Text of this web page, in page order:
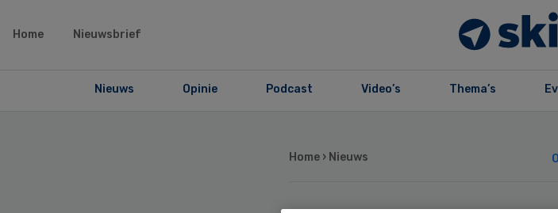
Home Nieuwsbrief
Nieuws Opinie Podcast Video’s Thema’s
Home › Nieuws